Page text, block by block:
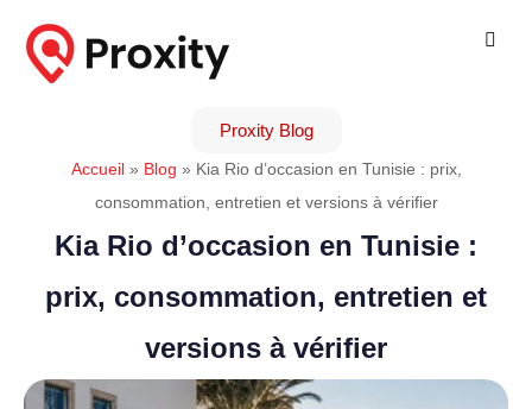
Proxity Blog
Accueil » Blog » Kia Rio d’occasion en Tunisie : prix,
consommation, entretien et versions à vérifier
Kia Rio d’occasion en Tunisie :
prix, consommation, entretien et
versions à vérifier